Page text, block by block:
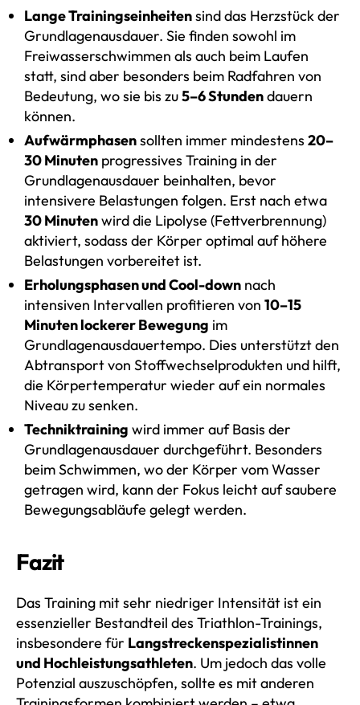
Lange Trainingseinheitensind das Herzstück der
Grundlagenausdauer. Sie finden sowohl im
Freiwasserschwimmen als auch beim Laufen
statt, sind aber besonders beim Radfahren von
Bedeutung, wo sie bis zu5–6 Stundendauern
können.
Aufwärmphasensollten immer mindestens 20–
30 Minuten progressives Training in der
Grundlagenausdauer beinhalten, bevor
intensivere Belastungen folgen. Erst nach etwa
30 Minutenwird die Lipolyse (Fettverbrennung)
aktiviert, sodass der Körper optimal auf höhere
Belastungen vorbereitet ist.
Erholungsphasen und Cool-down nach
intensiven Intervallen profitieren von 10–15
Minuten lockerer Bewegung im
Grundlagenausdauertempo. Dies unterstützt den
Abtransport von Stoffwechselprodukten und hilft,
die Körpertemperatur wieder auf ein normales
Niveau zu senken.
Techniktraining wird immer auf Basis der
Grundlagenausdauer durchgeführt. Besonders
beim Schwimmen, wo der Körper vom Wasser
getragen wird, kann der Fokus leicht auf saubere
Bewegungsabläufe gelegt werden.
Fazit
Das Training mit sehr niedriger Intensität ist ein
essenzieller Bestandteil des Triathlon-Trainings,
insbesondere für Langstreckenspezialistinnen
und Hochleistungsathleten. Um jedoch das volle
Potenzial auszuschöpfen, sollte es mit anderen